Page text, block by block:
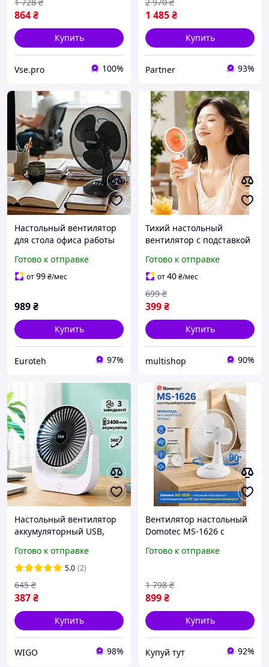
864₴
Купить
Vse.pro 100%
1 485₴
Купить
Partner 93%
Настольный вентилятор
для стола офиса работы
вращением наклоном 2
скорости компактный
Готово к отправке
от99₴/мес
989₴
Купить
Euroteh 97%
Тихий настольный
вентилятор с подставкой
аккумуляторе для дома с
режимами работы
Готово к отправке
от40₴/мес
399₴
699 ₴
Купить
multishop 90%
Настольный вентилятор
аккумуляторный USB,
беспроводной, 3
скорости, регулировка
360°, тихий
Готово к отправке
5.0 (2)
387₴
645 ₴
Купить
WIGO 98%
Вентилятор настольный
Domotec MS-1626 с
скорости, тихий бытовой
дома и офиса
Готово к отправке
899₴
1 798 ₴
Купить
Купуй тут 92%